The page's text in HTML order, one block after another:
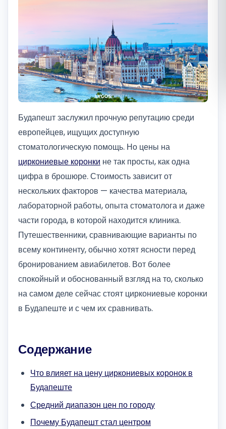
Română
Русский
Будапешт заслужил прочную репутацию среди
европейцев, ищущих доступную
стоматологическую помощь. Но цены на
циркониевые коронки не так просты, как одна
цифра в брошюре. Стоимость зависит от
нескольких факторов — качества материала,
лабораторной работы, опыта стоматолога и даже
части города, в которой находится клиника.
Путешественники, сравнивающие варианты по
всему континенту, обычно хотят ясности перед
бронированием авиабилетов. Вот более
спокойный и обоснованный взгляд на то, сколько
на самом деле сейчас стоят циркониевые коронки
в Будапеште и с чем их сравнивать.
Содержание
Что влияет на цену циркониевых коронок в
Будапеште
Средний диапазон цен по городу
Почему Будапешт стал центром